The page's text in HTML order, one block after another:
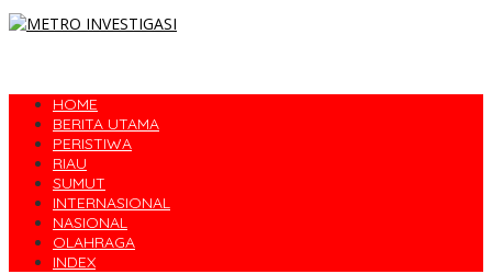
HOME
BERITA UTAMA
PERISTIWA
RIAU
SUMUT
INTERNASIONAL
NASIONAL
OLAHRAGA
INDEX